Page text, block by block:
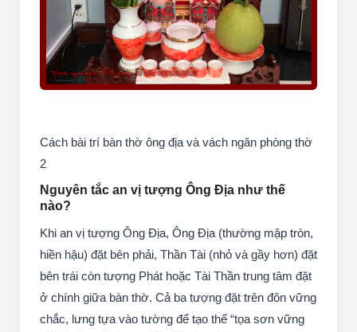
Cách bài trí bàn thờ ông địa và vách ngăn phòng thờ
2
Nguyên tắc an vị tượng Ông Địa như thế
nào?
Khi an vị tượng Ông Địa, Ông Địa (thường mập tròn,
hiền hậu) đặt bên phải, Thần Tài (nhỏ và gầy hơn) đặt
bên trái còn tượng Phát hoặc Tài Thần trung tâm đặt
ở chính giữa bàn thờ. Cả ba tượng đặt trên đôn vững
chắc, lưng tựa vào tường để tạo thế “tọa sơn vững